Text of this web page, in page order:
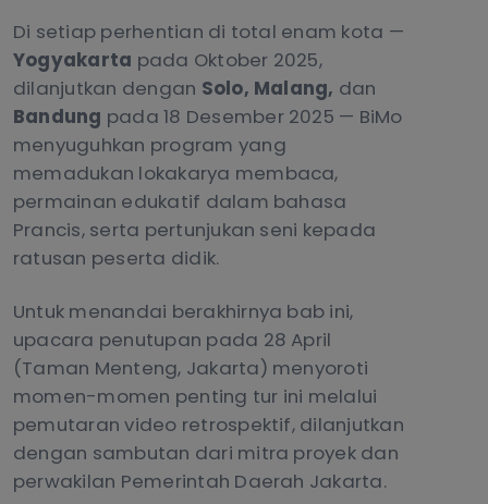
Di setiap perhentian di total enam kota —
Yogyakarta pada Oktober 2025,
dilanjutkan dengan Solo, Malang, dan
Bandung pada 18 Desember 2025 — BiMo
menyuguhkan program yang
memadukan lokakarya membaca,
permainan edukatif dalam bahasa
Prancis, serta pertunjukan seni kepada
ratusan peserta didik.
Untuk menandai berakhirnya bab ini,
upacara penutupan pada 28 April
(Taman Menteng, Jakarta) menyoroti
momen-momen penting tur ini melalui
pemutaran video retrospektif, dilanjutkan
dengan sambutan dari mitra proyek dan
perwakilan Pemerintah Daerah Jakarta.